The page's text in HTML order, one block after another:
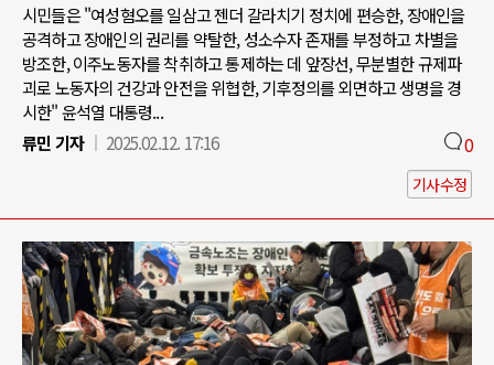
시민들은 "여성혐오를 일삼고 젠더 갈라치기 정치에 편승한, 장애인을
공격하고 장애인의 권리를 약탈한, 성소수자 존재를 부정하고 차별을
방조한, 이주노동자를 착취하고 통제하는 데 앞장선, 무분별한 규제파
괴로 노동자의 건강과 안전을 위협한, 기후정의를 외면하고 생명을 경
시한" 윤석열 대통령...
류민 기자
2025.02.12. 17:16 0
기사수정